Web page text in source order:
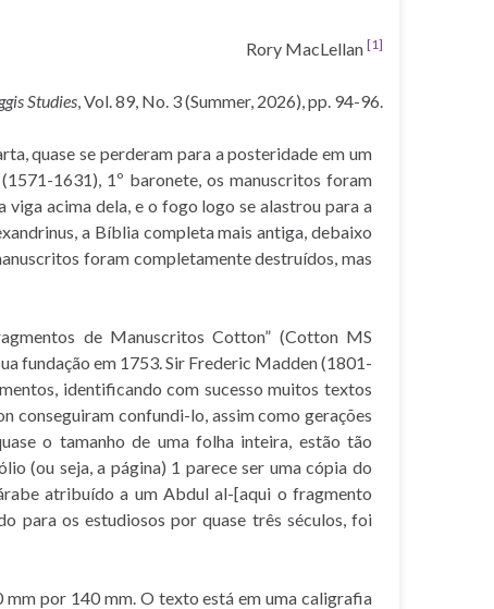
Rory MacLellan [1]
Studies, Vol. 89, No. 3 (Summer, 2026), pp. 94-96.
quase se perderam para a posteridade em um
1631), 1º baronete, os manuscritos foram
viga acima dela, e o fogo logo se alastrou para a
a Bíblia completa mais antiga, debaixo
foram completamente destruídos, mas
de Manuscritos Cotton” (Cotton MS
fundação em 1753. Sir Frederic Madden (1801-
identificando com sucesso muitos textos
conseguiram confundi-lo, assim como gerações
o tamanho de uma folha inteira, estão tão
(ou seja, a página) 1 parece ser uma cópia do
atribuído a um Abdul al-[aqui o fragmento
para os estudiosos por quase três séculos, foi
por 140 mm. O texto está em uma caligrafia